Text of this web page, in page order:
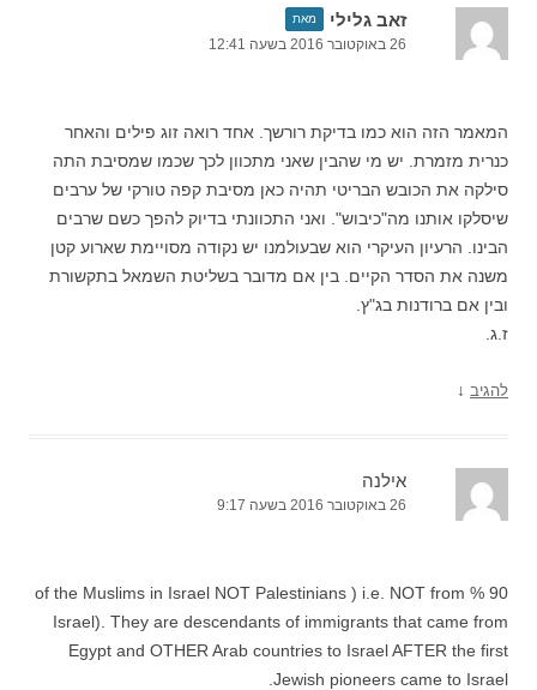
זאב גלילי מאת
26 באוקטובר 2016 בשעה 12:41
המאמר הזה הוא כמו בדיקת רורשך. אחד רואה זוג פילים והאחר
כנרית מזמרת. יש מי שהבין שאני מתכוון לכך שכמו שמסיבת התה
סילקה את הכובש הבריטי תהיה כאן מסיבת קפה טורקי של ערבים
שיסלקו אותנו מה"כיבוש". ואני התכוונתי בדיוק להפך כשם שרבים
הבינו. הרעיון העיקרי הוא שבעולמנו יש נקודה מסויימת שארוע קטן
משנה את הסדר הקיים. בין אם מדובר בשליטת השמאל בתקשורת
ובין אם ברודנות בג"ץ.
ז.ג.
להגיב ↓
אילנה
26 באוקטובר 2016 בשעה 9:17
90 % of the Muslims in Israel NOT Palestinians ) i.e. NOT from
Israel). They are descendants of immigrants that came from
Egypt and OTHER Arab countries to Israel AFTER the first
Jewish pioneers came to Israel.